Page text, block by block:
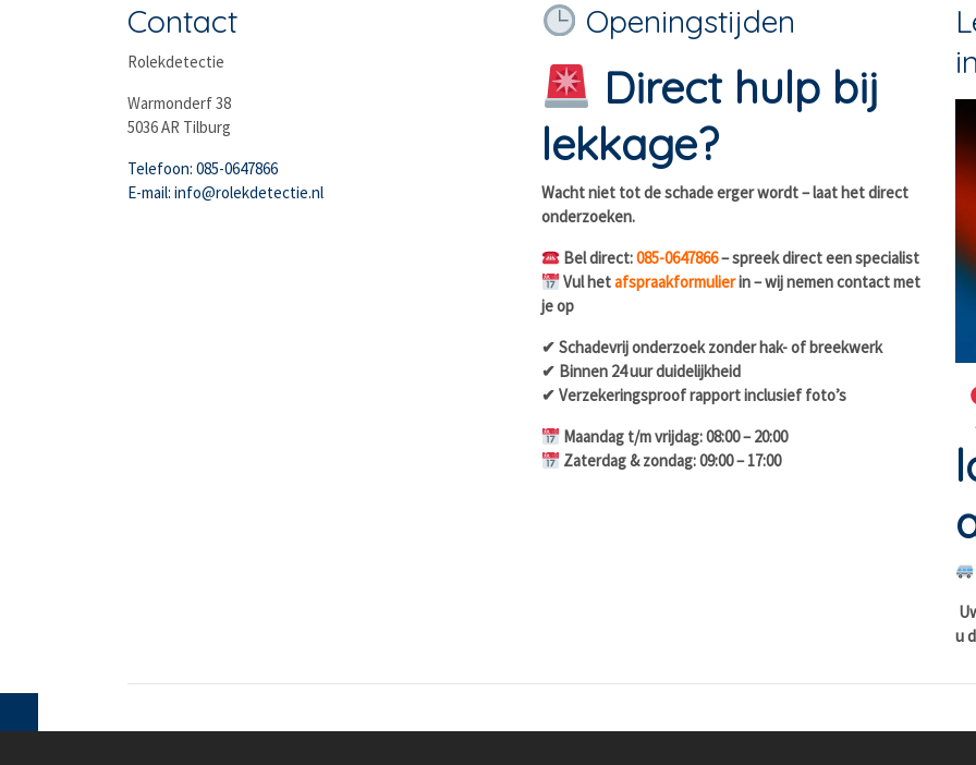
Contact
Rolekdetectie
Warmonderf 38
5036 AR Tilburg
Telefoon: 085-0647866
E-mail: info@rolekdetectie.nl
Openingstijden
Direct hulp bij
lekkage?
Wacht niet tot de schade erger wordt – laat het direct
onderzoeken.
Bel direct:085-0647866– spreek direct een specialist
Vul hetafspraakformulierin – wij nemen contact met
je op
✔ Schadevrij onderzoek zonder hak- of breekwerk
✔ Binnen 24 uur duidelijkheid
✔ Verzekeringsproof rapport inclusief foto’s
Maandag t/m vrijdag: 08:00 – 20:00
Zaterdag & zondag: 09:00 – 17:00
u